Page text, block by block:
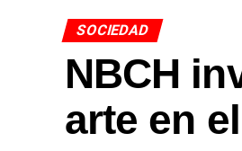
SOCIEDAD
NBCH
arte en